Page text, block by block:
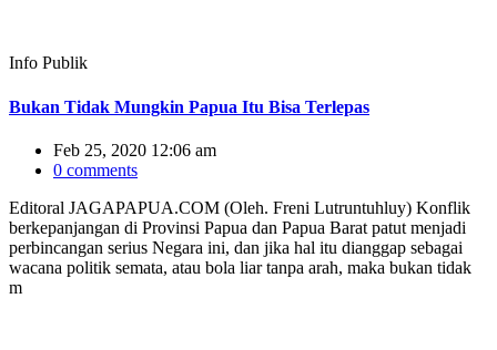
Info Publik
Bukan Tidak Mungkin Papua Itu Bisa Terlepas
Feb 25, 2020 12:06 am
0 comments
Editoral JAGAPAPUA.COM (Oleh. Freni Lutruntuhluy) Konflik
berkepanjangan di Provinsi Papua dan Papua Barat patut menjadi
perbincangan serius Negara ini, dan jika hal itu dianggap sebagai
wacana politik semata, atau bola liar tanpa arah, maka bukan tidak
m